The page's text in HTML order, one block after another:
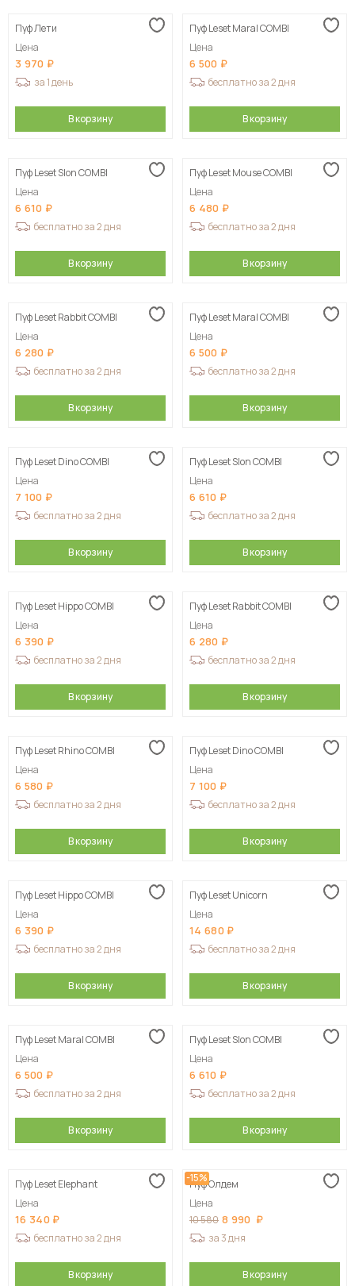
Пуф Лети
Цена
3 970
за 1 день
В корзину
Пуф Leset Maral COMBI
Цена
6 500
бесплатно за 2 дня
В корзину
Пуф Leset Slon COMBI
Цена
6 610
бесплатно за 2 дня
В корзину
Пуф Leset Mouse COMBI
Цена
6 480
бесплатно за 2 дня
В корзину
Пуф Leset Rabbit COMBI
Цена
6 280
бесплатно за 2 дня
В корзину
Пуф Leset Maral COMBI
Цена
6 500
бесплатно за 2 дня
В корзину
Пуф Leset Dino COMBI
Цена
7 100
бесплатно за 2 дня
В корзину
Пуф Leset Slon COMBI
Цена
6 610
бесплатно за 2 дня
В корзину
Пуф Leset Hippo COMBI
Цена
6 390
бесплатно за 2 дня
В корзину
Пуф Leset Rabbit COMBI
Цена
6 280
бесплатно за 2 дня
В корзину
Пуф Leset Rhino COMBI
Цена
6 580
бесплатно за 2 дня
В корзину
Пуф Leset Dino COMBI
Цена
7 100
бесплатно за 2 дня
В корзину
Пуф Leset Hippo COMBI
Цена
6 390
бесплатно за 2 дня
В корзину
Пуф Leset Unicorn
Цена
14 680
бесплатно за 2 дня
В корзину
Пуф Leset Maral COMBI
Цена
6 500
бесплатно за 2 дня
В корзину
Пуф Leset Slon COMBI
Цена
6 610
бесплатно за 2 дня
В корзину
Пуф Leset Elephant
Цена
16 340
бесплатно за 2 дня
В корзину
-15%
Пуф Олдем
Цена
10 580 8 990
за 3 дня
В корзину